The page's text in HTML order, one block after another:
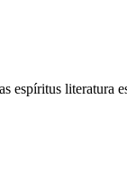
espíritus literatura